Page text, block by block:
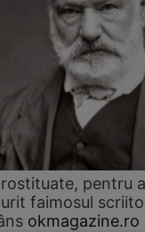
pentru
faimosul
okmagazine.ro